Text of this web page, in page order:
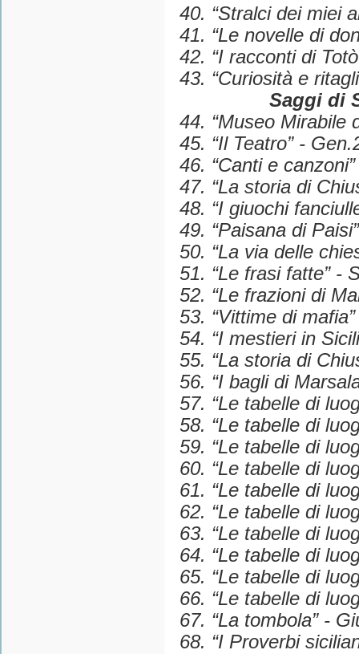
40. “Stralci dei miei
41. “Le novelle di
42. “I racconti di
43. “Curiosità e
Saggi di
44. “Museo Mirabile
45. “Il Teatro” -
46. “Canti e
47. “La storia di
48. “I giuochi
49. “Paisana di
50. “La via delle
51. “Le frasi fatte” -
52. “Le frazioni di
53. “Vittime di
54. “I mestieri in
55. “La storia di
56. “I bagli di
57. “Le tabelle di
58. “Le tabelle di
59. “Le tabelle di
60. “Le tabelle di
61. “Le tabelle di
62. “Le tabelle di
63. “Le tabelle di
64. “Le tabelle di
65. “Le tabelle di
66. “Le tabelle di
67. “La tombola” -
68. “I Proverbi